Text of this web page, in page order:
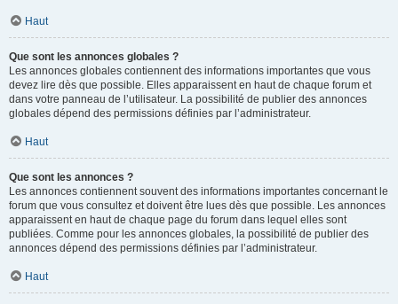
Haut
Que sont les annonces globales ?
Les annonces globales contiennent des informations importantes que vous
devez lire dès que possible. Elles apparaissent en haut de chaque forum et
dans votre panneau de l’utilisateur. La possibilité de publier des annonces
globales dépend des permissions définies par l’administrateur.
Haut
Que sont les annonces ?
Les annonces contiennent souvent des informations importantes concernant le
forum que vous consultez et doivent être lues dès que possible. Les annonces
apparaissent en haut de chaque page du forum dans lequel elles sont
publiées. Comme pour les annonces globales, la possibilité de publier des
annonces dépend des permissions définies par l’administrateur.
Haut